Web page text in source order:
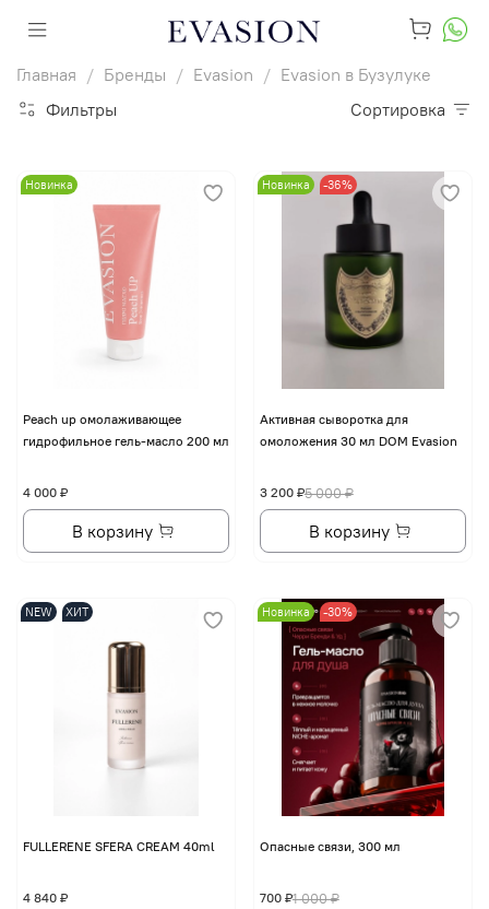
Главная Бренды Evasion
Evasion в Бузулуке
Фильтры
Сортировка
Новинка
Peach up омолаживающее
гидрофильное гель-масло 200 мл
4 000 ₽
В корзину
Новинка -36%
Активная сыворотка для
омоложения 30 мл DOM Evasion
5 000 ₽
3 200 ₽
В корзину
NEW ХИТ
FULLERENE SFERA CREAM 40ml
4 840 ₽
Новинка -30%
Опасные связи, 300 мл
1 000 ₽
700 ₽